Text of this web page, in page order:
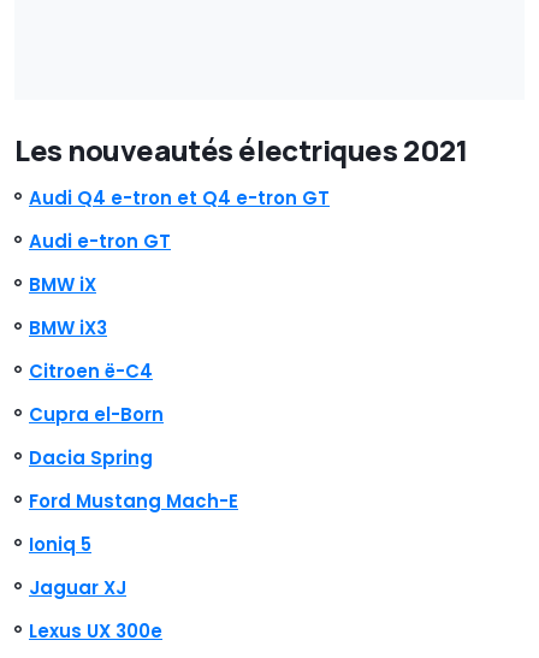
Les nouveautés électriques 2021
Audi Q4 e-tron et Q4 e-tron GT
Audi e-tron GT
BMW iX
BMW iX3
Citroen ë-C4
Cupra el-Born
Dacia Spring
Ford Mustang Mach-E
Ioniq 5
Jaguar XJ
Lexus UX 300e